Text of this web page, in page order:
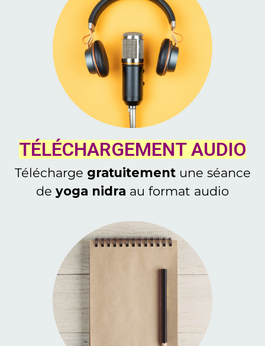
TÉLÉCHARGEMENT AUDIO
Télécharge gratuitement une séance
de yoga nidra au format audio